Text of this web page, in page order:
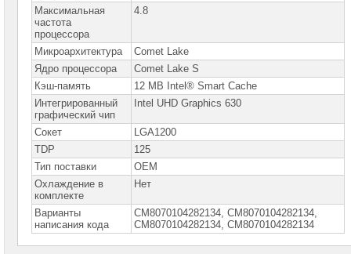
Компоненты
компьютеров
Платформы
малого
размера
Материнские
платы
Процессоры
Intel
Процессоры
Intel
Celeron
Процессоры
Intel
Pentium
Максимальная
частота
процессора
4.8
Микроархитектура
Comet Lake
Ядро процессора
Comet Lake S
Кэш-память
12 MB Intel® Smart Cache
Интегрированный
графический чип
Intel UHD Graphics 630
Сокет
LGA1200
TDP
125
Тип поставки
OEM
Охлаждение в
комплекте
Нет
Варианты
написания кода
CM8070104282134, CM8070104282134,
СM8070104282134, СМ8070104282134